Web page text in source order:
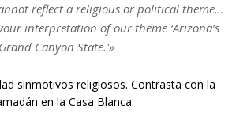
reflect a religious or political theme…
interpretation of our theme ‘Arizona’s
Canyon State.'»
sinmotivos religiosos. Contrasta con la
en la Casa Blanca.